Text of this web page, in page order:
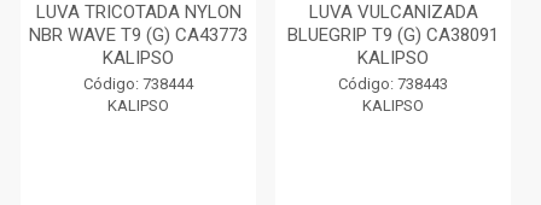
LUVA TRICOTADA NYLON
NBR WAVE T9 (G) CA43773
KALIPSO
Código: 738444
KALIPSO
LUVA VULCANIZADA
BLUEGRIP T9 (G) CA38091
KALIPSO
Código: 738443
KALIPSO